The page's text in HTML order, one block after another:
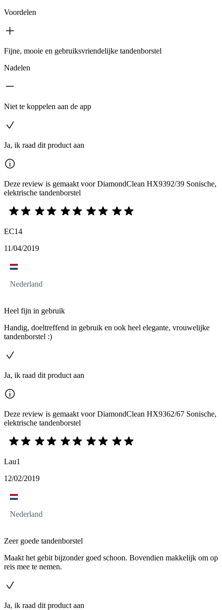
Voordelen
Fijne, mooie en gebruiksvriendelijke tandenborstel
Nadelen
Niet te koppelen aan de app
Ja, ik raad dit product aan
Deze review is gemaakt voor DiamondClean HX9392/39 Sonische,
elektrische tandenborstel
EC14
11/04/2019
Nederland
Heel fijn in gebruik
Handig, doeltreffend in gebruik en ook heel elegante, vrouwelijke
tandenborstel :)
Ja, ik raad dit product aan
Deze review is gemaakt voor DiamondClean HX9362/67 Sonische,
elektrische tandenborstel
Lau1
12/02/2019
Nederland
Zeer goede tandenborstel
Maakt het gebit bijzonder goed schoon. Bovendien makkelijk om op
reis mee te nemen.
Ja, ik raad dit product aan